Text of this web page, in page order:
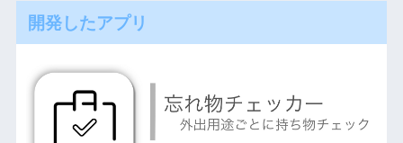
開発したアプリ